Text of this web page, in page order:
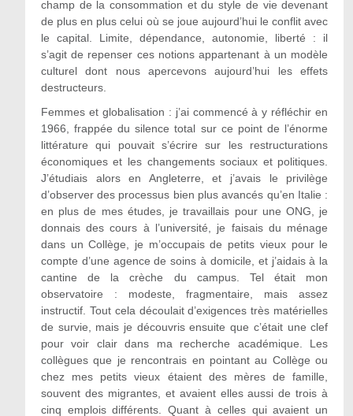
champ de la consommation et du style de vie devenant
de plus en plus celui où se joue aujourd’hui le conflit avec
le capital. Limite, dépendance, autonomie, liberté : il
s’agit de repenser ces notions appartenant à un modèle
culturel dont nous apercevons aujourd’hui les effets
destructeurs.
Femmes et globalisation : j’ai commencé à y réfléchir en
1966, frappée du silence total sur ce point de l’énorme
littérature qui pouvait s’écrire sur les restructurations
économiques et les changements sociaux et politiques.
J’étudiais alors en Angleterre, et j’avais le privilège
d’observer des processus bien plus avancés qu’en Italie :
en plus de mes études, je travaillais pour une ONG, je
donnais des cours à l’université, je faisais du ménage
dans un Collège, je m’occupais de petits vieux pour le
compte d’une agence de soins à domicile, et j’aidais à la
cantine de la crèche du campus. Tel était mon
observatoire : modeste, fragmentaire, mais assez
instructif. Tout cela découlait d’exigences très matérielles
de survie, mais je découvris ensuite que c’était une clef
pour voir clair dans ma recherche académique. Les
collègues que je rencontrais en pointant au Collège ou
chez mes petits vieux étaient des mères de famille,
souvent des migrantes, et avaient elles aussi de trois à
cinq emplois différents. Quant à celles qui avaient un